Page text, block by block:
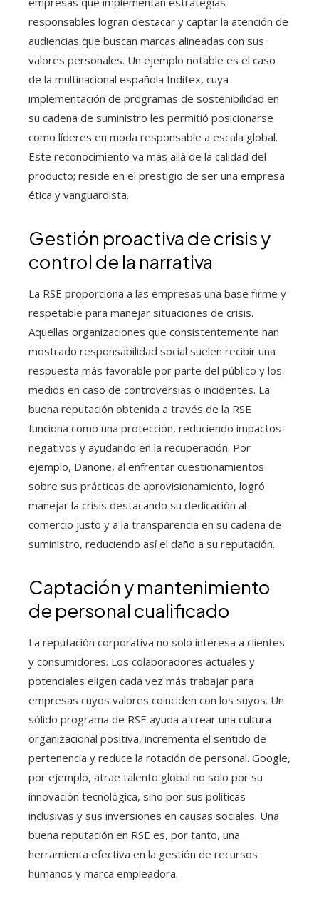
responsables logran destacar y captar la atención de
audiencias que buscan marcas alineadas con sus
valores personales. Un ejemplo notable es el caso
de la multinacional española Inditex, cuya
implementación de programas de sostenibilidad en
su cadena de suministro les permitió posicionarse
como líderes en moda responsable a escala global.
Este reconocimiento va más allá de la calidad del
producto; reside en el prestigio de ser una empresa
ética y vanguardista.
Gestión proactiva de crisis y
control de la narrativa
La RSE proporciona a las empresas una base firme y
respetable para manejar situaciones de crisis.
Aquellas organizaciones que consistentemente han
mostrado responsabilidad social suelen recibir una
respuesta más favorable por parte del público y los
medios en caso de controversias o incidentes. La
buena reputación obtenida a través de la RSE
funciona como una protección, reduciendo impactos
negativos y ayudando en la recuperación. Por
ejemplo, Danone, al enfrentar cuestionamientos
sobre sus prácticas de aprovisionamiento, logró
manejar la crisis destacando su dedicación al
comercio justo y a la transparencia en su cadena de
suministro, reduciendo así el daño a su reputación.
Captación y mantenimiento
de personal cualificado
La reputación corporativa no solo interesa a clientes
y consumidores. Los colaboradores actuales y
potenciales eligen cada vez más trabajar para
empresas cuyos valores coinciden con los suyos. Un
sólido programa de RSE ayuda a crear una cultura
organizacional positiva, incrementa el sentido de
pertenencia y reduce la rotación de personal. Google,
por ejemplo, atrae talento global no solo por su
innovación tecnológica, sino por sus políticas
inclusivas y sus inversiones en causas sociales. Una
buena reputación en RSE es, por tanto, una
herramienta efectiva en la gestión de recursos
humanos y marca empleadora.